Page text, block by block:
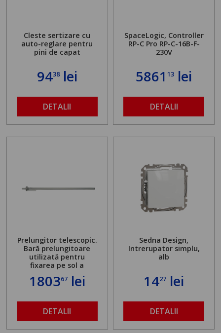
Cleste sertizare cu
auto-reglare pentru
pini de capat
9438lei
DETALII
SpaceLogic, Controller
RP-C Pro RP-C-16B-F-
230V
586113 lei
DETALII
Prelungitor telescopic.
Bară prelungitoare
utilizată pentru
fixarea pe sol a
standului mașinii de
găurit în locul
maximă admisă de 500
kg și înălțime reglabilă
de la 1,8 la 2,9 m
180367lei
DETALII
Sedna Design,
Intrerupator simplu,
alb
1427 lei
DETALII